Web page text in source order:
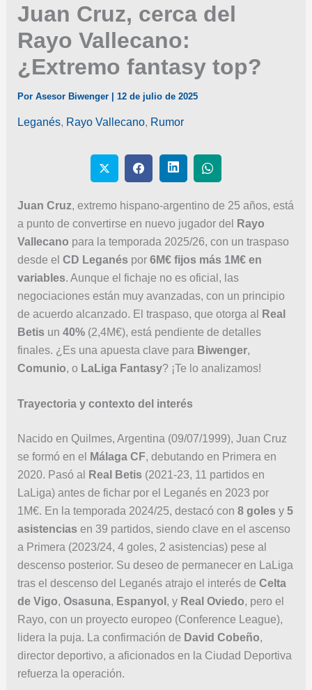
Juan Cruz, cerca del
Rayo Vallecano:
¿Extremo fantasy top?
Por Asesor Biwenger 12 de julio de 2025
Leganés, Rayo Vallecano, Rumor
Juan Cruz, extremo hispano-argentino de 25 años, está
a punto de convertirse en nuevo jugador del
Rayo
Vallecano para la temporada 2025/26, con un traspaso
desde el CD Leganés por 6M€ fijos más 1M€ en
variables. Aunque el fichaje no es oficial, las
negociaciones están muy avanzadas, con un principio
de acuerdo alcanzado. El traspaso, que otorga al
Real
Betis un 40%(2,4M€), está pendiente de detalles
finales. ¿Es una apuesta clave para Biwenger,
Comunio, o LaLiga Fantasy? ¡Te lo analizamos!
Trayectoria y contexto del interés
Nacido en Quilmes, Argentina (09/07/1999), Juan Cruz
se formó en el
Málaga CF, debutando en Primera en
2020. Pasó al
Real Betis (2021-23, 11 partidos en
LaLiga) antes de fichar por el Leganés en 2023 por
1M€. En la temporada 2024/25, destacó con 8 goles y 5
asistencias en 39 partidos, siendo clave en el ascenso
a Primera (2023/24, 4 goles, 2 asistencias) pese al
descenso posterior. Su deseo de permanecer en LaLiga
tras el descenso del Leganés atrajo el interés de Celta
de Vigo, Osasuna, Espanyol , y Real Oviedo, pero el
Rayo, con un proyecto europeo (Conference League),
lidera la puja. La confirmación de David Cobeño,
director deportivo, a aficionados en la Ciudad Deportiva
refuerza la operación.